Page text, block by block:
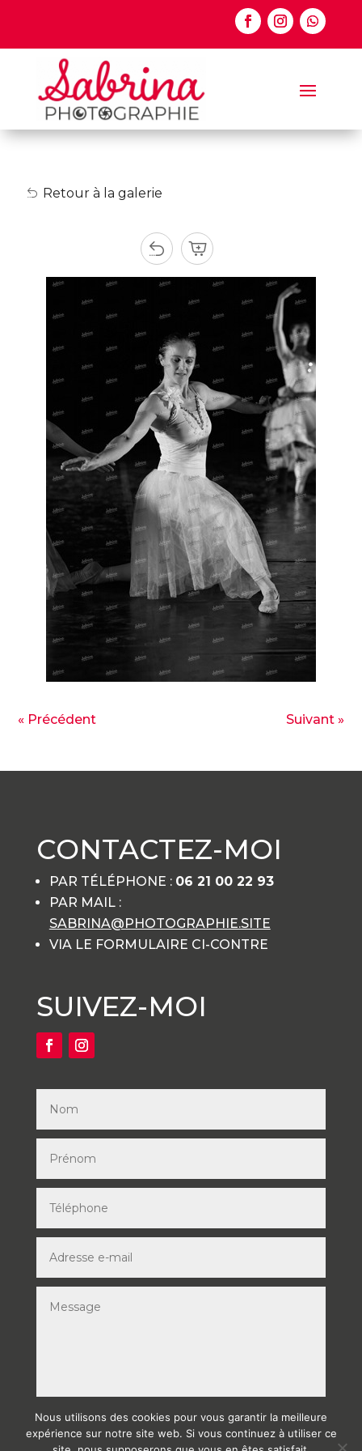
Retour à la galerie
« Précédent Suivant »
CONTACTEZ-MOI
PAR TÉLÉPHONE : 06 21 00 22 93
PAR MAIL :
SABRINA@PHOTOGRAPHIE.SITE
VIA LE FORMULAIRE CI-CONTRE
SUIVEZ-MOI
ENVOYER
Nous utilisons des cookies pour vous garantir la meilleure
expérience sur notre site web. Si vous continuez à utiliser ce